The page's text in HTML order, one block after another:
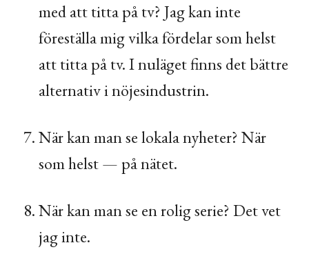
med att titta på tv? Jag kan inte
föreställa mig vilka fördelar som helst
att titta på tv. I nuläget finns det bättre
alternativ i nöjesindustrin.
När kan man se lokala nyheter? När
som helst — på nätet.
När kan man se en rolig serie? Det vet
jag inte.